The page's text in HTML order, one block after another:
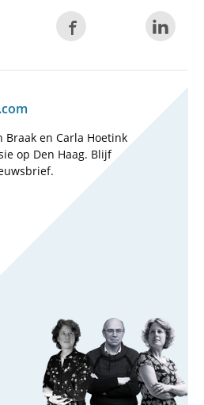
Braak en Carla Hoetink
op Den Haag. Blijf